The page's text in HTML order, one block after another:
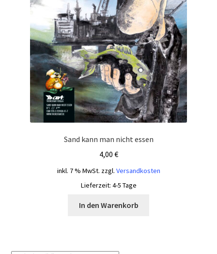
Sand kann man nicht essen
4,00 €
inkl. 7 % MwSt. zzgl. Versandkosten
Lieferzeit: 4-5 Tage
In den Warenkorb